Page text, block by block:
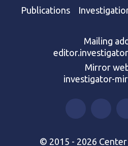
Publications
Mailing
Mirror
investigator-
© 2015 - 2026